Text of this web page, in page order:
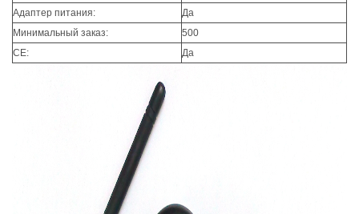
Адаптер питания:
Да
Минимальный заказ:
500
CE:
Да